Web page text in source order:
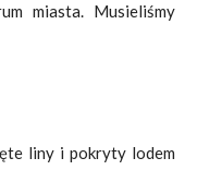
miasta. Musieliśmy
liny i pokryty lodem